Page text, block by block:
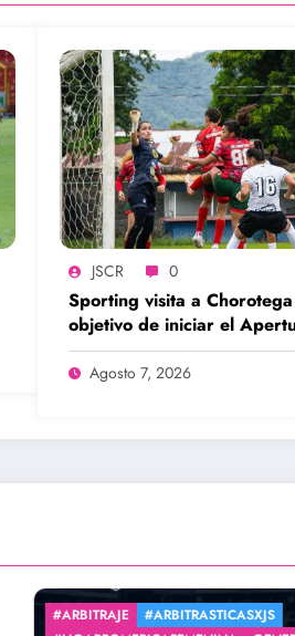
JSCR 0
Sporting visita a
objetivo de iniciar el
una victoria
Agosto 7, 2026
#LIGAPROMERICAFEMENINA
GENERAL